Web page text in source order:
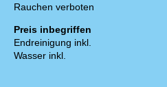
Rauchen verboten
Preis inbegriffen
Endreinigung inkl.
Wasser inkl.